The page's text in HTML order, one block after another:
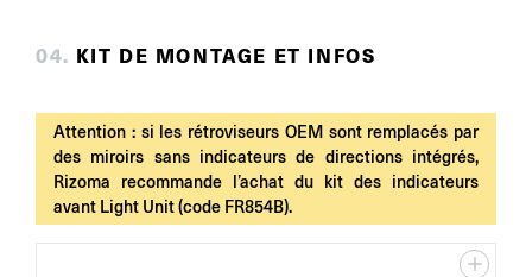
04. KIT DE MONTAGE ET INFOS
Attention : si les rétroviseurs OEM sont remplacés par
des miroirs sans indicateurs de directions intégrés,
Rizoma recommande l’achat du kit des indicateurs
avant Light Unit (code FR854B).